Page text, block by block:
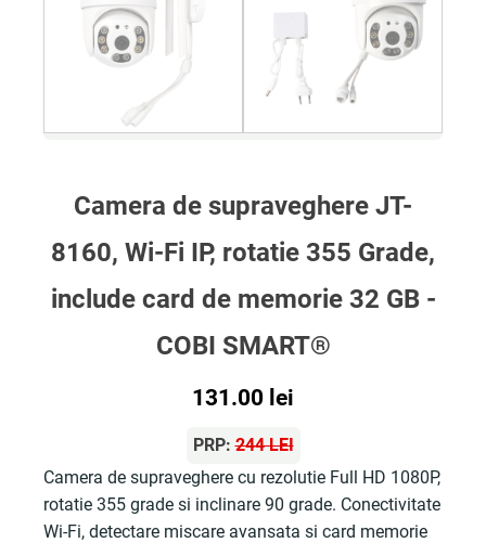
Camera de supraveghere JT-
8160, Wi-Fi IP, rotatie 355 Grade,
include card de memorie 32 GB -
COBI SMART®
131.00 lei
PRP:244 LEI
Camera de supraveghere cu rezolutie Full HD 1080P,
rotatie 355 grade si inclinare 90 grade. Conectivitate
Wi-Fi, detectare miscare avansata si card memorie